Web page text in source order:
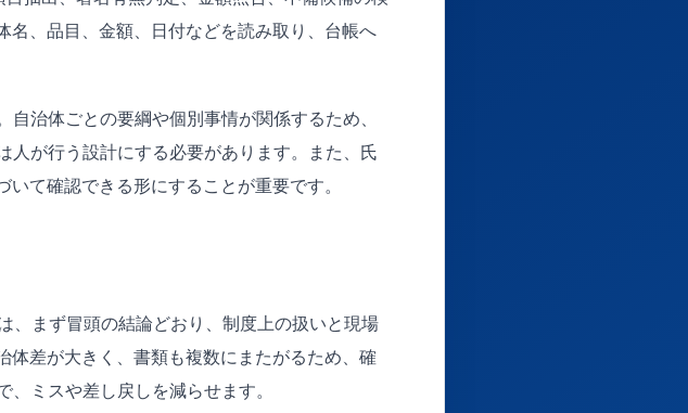
名、品目、金額、日付などを読み取り、台帳へ
治体ごとの要綱や個別事情が関係するため、
が行う設計にする必要があります。また、氏
て確認できる形にすることが重要です。
、まず冒頭の結論どおり、制度上の扱いと現場
差が大きく、書類も複数にまたがるため、確
ミスや差し戻しを減らせます。